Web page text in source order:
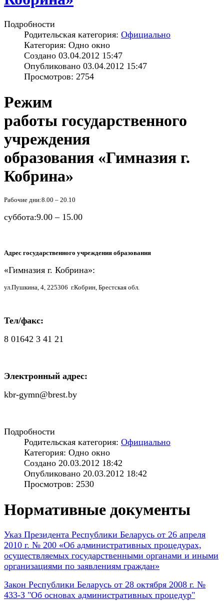
Подробности
Родительская категория: Официально
Категория: Одно окно
Создано 03.04.2012 15:47
Опубликовано 03.04.2012 15:47
Просмотров: 2754
Режим
работы государственного
учреждения
образования «Гимназия г.
Кобрина»
Рабочие дни:8.00 – 20.10
суббота:9.00 – 15.00
Адрес государственного учреждения образования
«Гимназия г. Кобрина»:
ул.Пушкина, 4, 225306 г.Кобрин, Брестская обл.
Тел/факс:
8 01642 3 41 21
Электронный адрес:
kbr-gymn@brest.by
Подробности
Родительская категория: Официально
Категория: Одно окно
Создано 20.03.2012 18:42
Опубликовано 20.03.2012 18:42
Просмотров: 2530
Нормативные документы
Указ Президента Республики Беларусь от 26 апреля
2010 г. № 200 «Об административных процедурах,
осуществляемых государственными органами и иными
организациями по заявлениям граждан»
Закон Республики Беларусь от 28 октября 2008 г. №
433-З "Об основах административных процедур"